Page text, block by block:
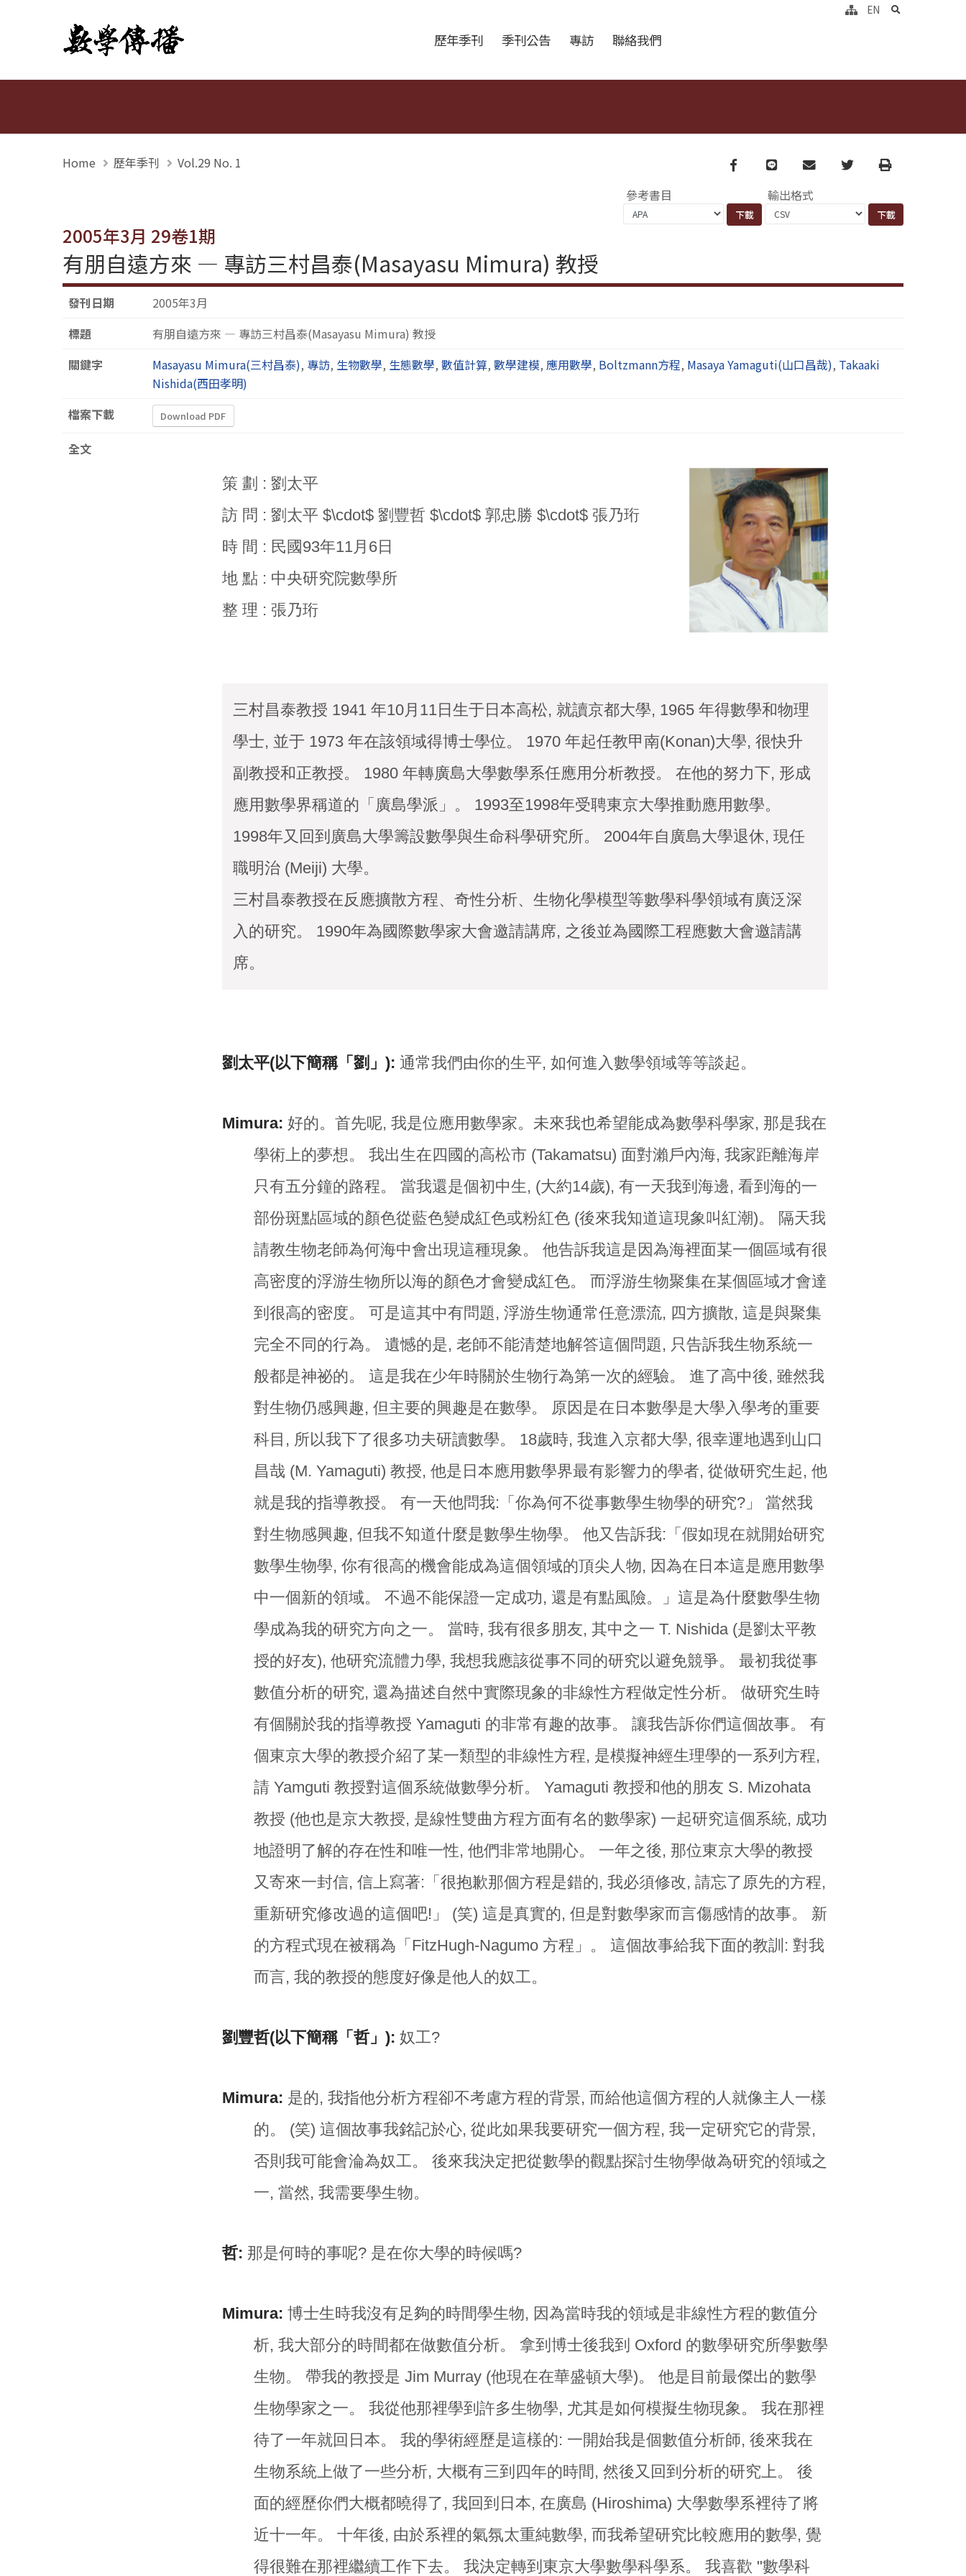
數學傳播 歷年季刊 季刊公告 專訪 聯絡我們
EN search
Home 歷年季刊 Vol.29 No. 1 Facebook
line email TwitterPrint
參考書目 輸出格式
2005年3月 29卷1期
有朋自遠方來 — 專訪三村昌泰(Masayasu Mimura) 教授
發刊日期
2005年3月
標題
有朋自遠方來 — 專訪三村昌泰(Masayasu Mimura) 教授
關鍵字
Masayasu Mimura(三村昌泰), 專訪, 生物數學, 生態數學, 數值計算, 數學建模, 應用數學, Boltzmann方程, Masaya Yamaguti(山口昌哉), Takaaki
Nishida(西田孝明)
檔案下載
Download PDF
全文
策 劃 : 劉太平
訪 問 : 劉太平 $\cdot$ 劉豐哲 $\cdot$ 郭忠勝 $\cdot$ 張乃珩
時 間 : 民國93年11月6日
地 點 : 中央研究院數學所
整 理 : 張乃珩
三村昌泰教授 1941 年10月11日生于日本高松, 就讀京都大學, 1965 年得數學和物理
學士, 並于 1973 年在該領域得博士學位。 1970 年起任教甲南(Konan)大學, 很快升
副教授和正教授。 1980 年轉廣島大學數學系任應用分析教授。 在他的努力下, 形成
應用數學界稱道的「廣島學派」。 1993至1998年受聘東京大學推動應用數學。
1998年又回到廣島大學籌設數學與生命科學研究所。 2004年自廣島大學退休, 現任
職明治 (Meiji) 大學。
三村昌泰教授在反應擴散方程、奇性分析、生物化學模型等數學科學領域有廣泛深
入的研究。 1990年為國際數學家大會邀請講席, 之後並為國際工程應數大會邀請講
席。
劉太平(以下簡稱「劉」): 通常我們由你的生平, 如何進入數學領域等等談起。
Mimura: 好的。首先呢, 我是位應用數學家。未來我也希望能成為數學科學家, 那是我在
學術上的夢想。 我出生在四國的高松市 (Takamatsu) 面對瀨戶內海, 我家距離海岸
只有五分鐘的路程。 當我還是個初中生, (大約14歲), 有一天我到海邊, 看到海的一
部份斑點區域的顏色從藍色變成紅色或粉紅色 (後來我知道這現象叫紅潮)。 隔天我
請教生物老師為何海中會出現這種現象。 他告訴我這是因為海裡面某一個區域有很
高密度的浮游生物所以海的顏色才會變成紅色。 而浮游生物聚集在某個區域才會達
到很高的密度。 可是這其中有問題, 浮游生物通常任意漂流, 四方擴散, 這是與聚集
完全不同的行為。 遺憾的是, 老師不能清楚地解答這個問題, 只告訴我生物系統一
般都是神祕的。 這是我在少年時關於生物行為第一次的經驗。 進了高中後, 雖然我
對生物仍感興趣, 但主要的興趣是在數學。 原因是在日本數學是大學入學考的重要
科目, 所以我下了很多功夫研讀數學。 18歲時, 我進入京都大學, 很幸運地遇到山口
昌哉 (M. Yamaguti) 教授, 他是日本應用數學界最有影響力的學者, 從做研究生起, 他
就是我的指導教授。 有一天他問我:「你為何不從事數學生物學的研究?」 當然我
對生物感興趣, 但我不知道什麼是數學生物學。 他又告訴我:「假如現在就開始研究
數學生物學, 你有很高的機會能成為這個領域的頂尖人物, 因為在日本這是應用數學
中一個新的領域。 不過不能保證一定成功, 還是有點風險。」這是為什麼數學生物
學成為我的研究方向之一。 當時, 我有很多朋友, 其中之一 T. Nishida (是劉太平教
授的好友), 他研究流體力學, 我想我應該從事不同的研究以避免競爭。 最初我從事
數值分析的研究, 還為描述自然中實際現象的非線性方程做定性分析。 做研究生時
有個關於我的指導教授 Yamaguti 的非常有趣的故事。 讓我告訴你們這個故事。 有
個東京大學的教授介紹了某一類型的非線性方程, 是模擬神經生理學的一系列方程,
請 Yamguti 教授對這個系統做數學分析。 Yamaguti 教授和他的朋友 S. Mizohata
教授 (他也是京大教授, 是線性雙曲方程方面有名的數學家) 一起研究這個系統, 成功
地證明了解的存在性和唯一性, 他們非常地開心。 一年之後, 那位東京大學的教授
又寄來一封信, 信上寫著:「很抱歉那個方程是錯的, 我必須修改, 請忘了原先的方程,
重新研究修改過的這個吧!」 (笑) 這是真實的, 但是對數學家而言傷感情的故事。 新
的方程式現在被稱為「FitzHugh-Nagumo 方程」。 這個故事給我下面的教訓: 對我
而言, 我的教授的態度好像是他人的奴工。
劉豐哲(以下簡稱「哲」): 奴工?
Mimura: 是的, 我指他分析方程卻不考慮方程的背景, 而給他這個方程的人就像主人一樣
的。 (笑) 這個故事我銘記於心, 從此如果我要研究一個方程, 我一定研究它的背景,
否則我可能會淪為奴工。 後來我決定把從數學的觀點探討生物學做為研究的領域之
一, 當然, 我需要學生物。
哲: 那是何時的事呢? 是在你大學的時候嗎?
Mimura: 博士生時我沒有足夠的時間學生物, 因為當時我的領域是非線性方程的數值分
析, 我大部分的時間都在做數值分析。 拿到博士後我到 Oxford 的數學研究所學數學
生物。 帶我的教授是 Jim Murray (他現在在華盛頓大學)。 他是目前最傑出的數學
生物學家之一。 我從他那裡學到許多生物學, 尤其是如何模擬生物現象。 我在那裡
待了一年就回日本。 我的學術經歷是這樣的: 一開始我是個數值分析師, 後來我在
生物系統上做了一些分析, 大概有三到四年的時間, 然後又回到分析的研究上。 後
面的經歷你們大概都曉得了, 我回到日本, 在廣島 (Hiroshima) 大學數學系裡待了將
近十一年。 十年後, 由於系裡的氣氛太重純數學, 而我希望研究比較應用的數學, 覺
得很難在那裡繼續工作下去。 我決定轉到東京大學數學科學系。 我喜歡 "數學科